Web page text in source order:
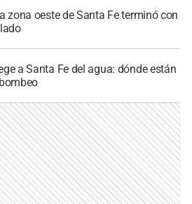
zona oeste de Santa Fe terminó con
a Santa Fe del agua: dónde están